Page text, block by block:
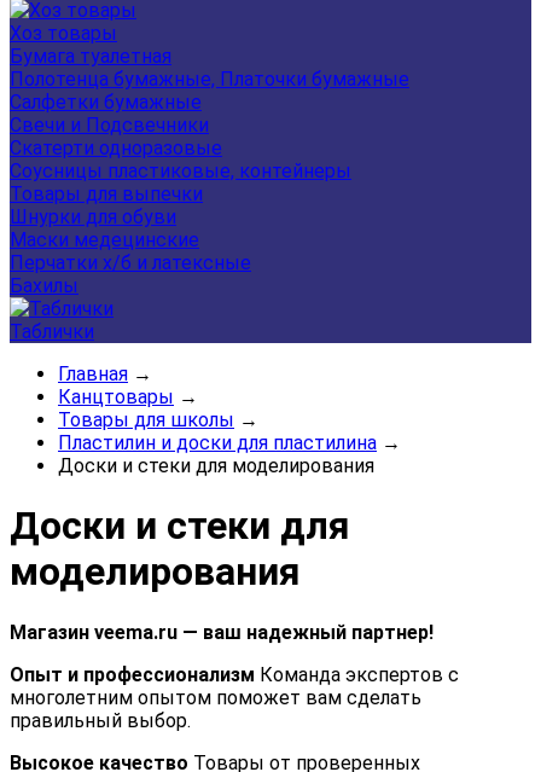
Хоз товары
Бумага туалетная
Полотенца бумажные, Платочки бумажные
Салфетки бумажные
Свечи и Подсвечники
Скатерти одноразовые
Соусницы пластиковые, контейнеры
Товары для выпечки
Шнурки для обуви
Маски медецинские
Перчатки х/б и латексные
Бахилы
Таблички
Главная →
Канцтовары →
Товары для школы →
Пластилин и доски для пластилина →
Доски и стеки для моделирования
Доски и стеки для
моделирования
Магазин veema.ru — ваш надежный партнер!
Опыт и профессионализм Команда экспертов с
многолетним опытом поможет вам сделать
правильный выбор.
Высокое качество Товары от проверенных